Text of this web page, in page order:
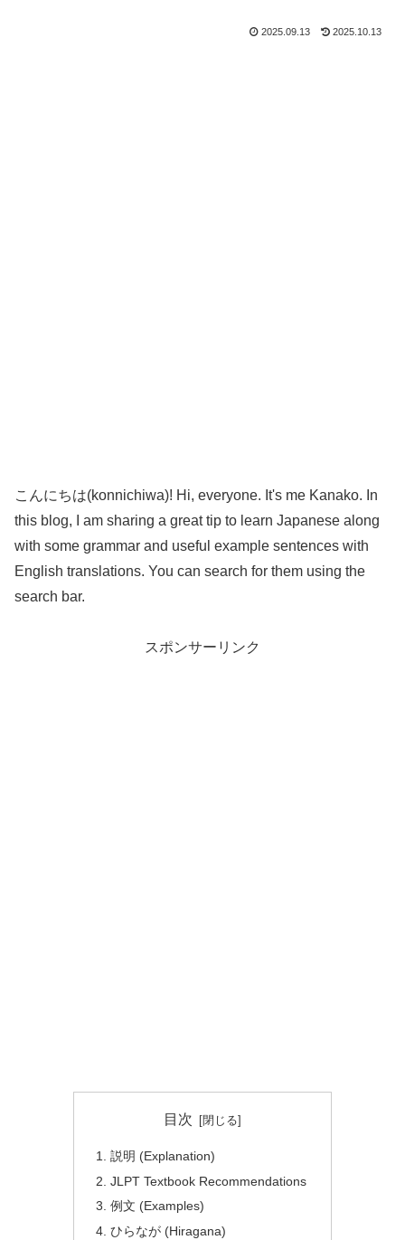
2025.09.13 2025.10.13
こんにちは(konnichiwa)! Hi, everyone. It's me Kanako. In
this blog, I am sharing a great tip to learn Japanese along
with some grammar and useful example sentences with
English translations. You can search for them using the
search bar.
スポンサーリンク
目次
説明 (Explanation)
JLPT Textbook Recommendations
例文 (Examples)
ひらなが (Hiragana)